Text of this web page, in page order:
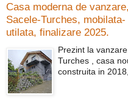
Casa moderna de vanzare,
Sacele-Turches, mobilata-
utilata, finalizare 2025.
Prezint la
Turches , casa
construita in